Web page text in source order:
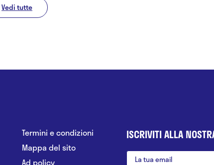
Vedi tutte
Termini e condizioni
Mappa del sito
Ad policy
ISCRIVITI ALLA